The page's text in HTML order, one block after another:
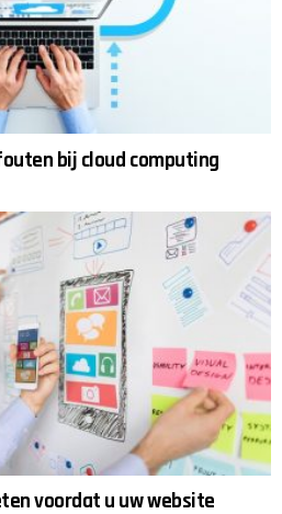
bij cloud computing
voordat u uw website